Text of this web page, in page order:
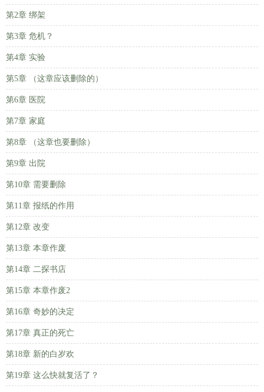
第2章 绑架
第3章 危机？
第4章 实验
第5章 （这章应该删除的）
第6章 医院
第7章 家庭
第8章 （这章也要删除）
第9章 出院
第10章 需要删除
第11章 报纸的作用
第12章 改变
第13章 本章作废
第14章 二探书店
第15章 本章作废2
第16章 奇妙的决定
第17章 真正的死亡
第18章 新的白岁欢
第19章 这么快就复活了？